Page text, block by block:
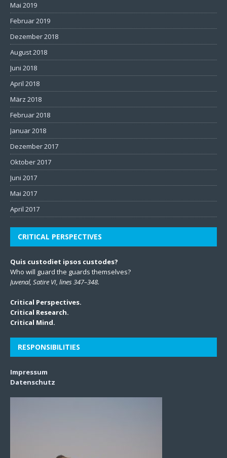
Mai 2019
Februar 2019
Dezember 2018
August 2018
Juni 2018
April 2018
März 2018
Februar 2018
Januar 2018
Dezember 2017
Oktober 2017
Juni 2017
Mai 2017
April 2017
CRITICAL PERSPECTIVES
Quis custodiet ipsos custodes?
Who will guard the guards themselves?
Juvenal, Satire VI, lines 347–348.
Critical Perspectives.
Critical Research.
Critical Mind.
RESPONSIBILITIES
Impressum
Datenschutz